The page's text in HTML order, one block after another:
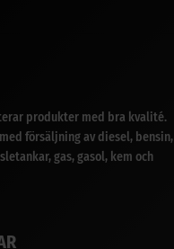
produkter med bra kvalité.
försäljning av diesel, bensin,
gas, gasol, kem och